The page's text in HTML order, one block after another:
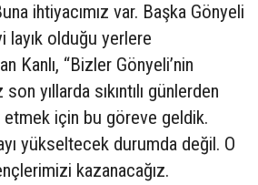
ihtiyacımız var. Başka Gönyeli
layık olduğu yerlere
Kanlı, “Bizler Gönyeli’nin
son yıllarda sıkıntılı günlerden
için bu göreve geldik.
yükseltecek durumda değil. O
kazanacağız.